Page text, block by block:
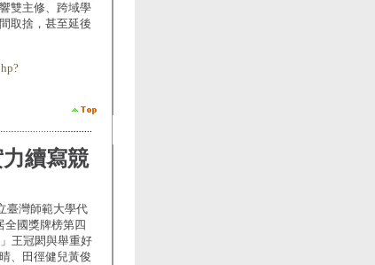
雙主修、跨域學
取捨，甚至延後
續寫競
臺灣師範大學代
全國獎牌榜第四
王冠閎與舉重好
、田徑健兒黃俊